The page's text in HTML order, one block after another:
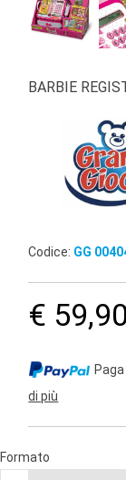
BARBIE
Codice: GG
€ 59,90
di più
Formato